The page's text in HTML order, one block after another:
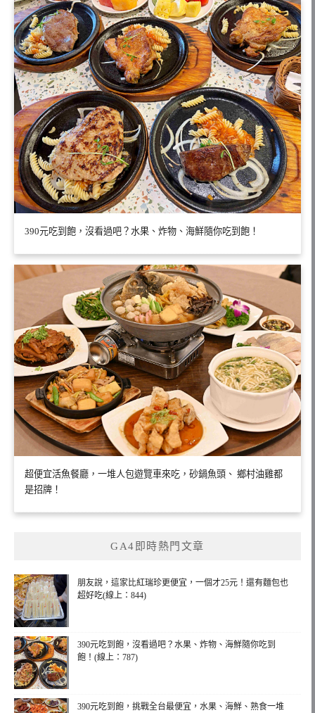
390元吃到飽，沒看過吧？水果、炸物、海鮮隨你吃到飽！
超便宜活魚餐廳，一堆人包遊覽車來吃，砂鍋魚頭、 鄉村油雞都
是招牌！
GA4即時熱門文章
朋友說，這家比紅瑞珍更便宜，一個才25元！還有麵包也
超好吃(線上：844)
390元吃到飽，沒看過吧？水果、炸物、海鮮隨你吃到
飽！(線上：787)
390元吃到飽，挑戰全台最便宜，水果、海鮮、熟食一堆